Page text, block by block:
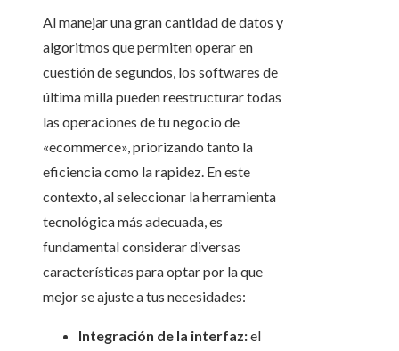
Al manejar una gran cantidad de datos y
algoritmos que permiten operar en
cuestión de segundos, los softwares de
última milla pueden reestructurar todas
las operaciones de tu negocio de
«ecommerce», priorizando tanto la
eficiencia como la rapidez. En este
contexto, al seleccionar la herramienta
tecnológica más adecuada, es
fundamental considerar diversas
características para optar por la que
mejor se ajuste a tus necesidades:
Integración de la interfaz:el